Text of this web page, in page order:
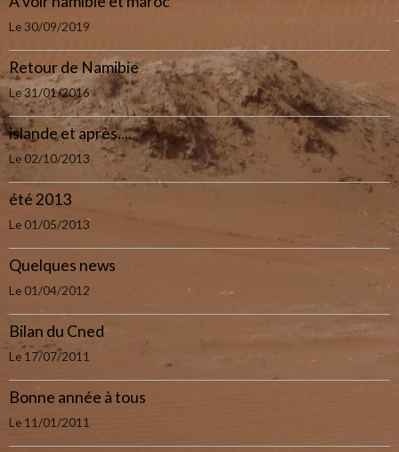
Le 30/09/2019
Retour de Namibie
Le 31/01/2016
islande et après....
Le 02/10/2013
été 2013
Le 01/05/2013
Quelques news
Le 01/04/2012
Bilan du Cned
Le 17/07/2011
Bonne année à tous
Le 11/01/2011